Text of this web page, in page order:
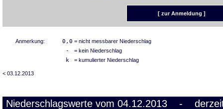
[ zur Anmeldung ]
Anmerkung: 0,0 = nicht messbarer Niederschlag
- = kein Niederschlag
k = kumulierter Niederschlag
< 03.12.2013
Niederschlagswerte vom 04.12.2013 -